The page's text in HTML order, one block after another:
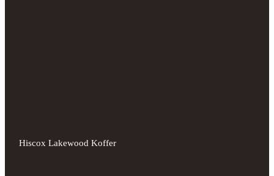
Hiscox Lakewood Koffer